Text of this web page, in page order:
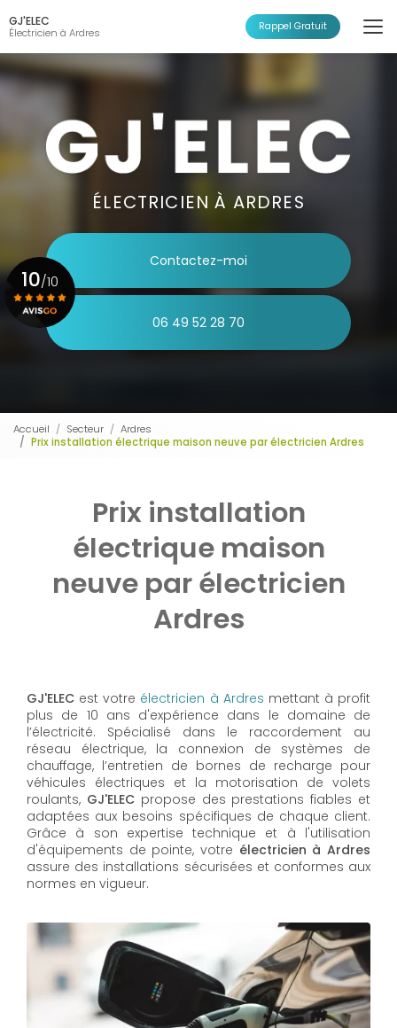
au
contenu
principal
GJ'ELEC
Électricien à Ardres Rappel Gratuit
ÉLECTRICIEN À ARDRES
Contactez-moi
06 49 52 28 70
10/10
Voir le certificat
Accueil Secteur
Ardres
Prix installation électrique maison neuve par électricien Ardres
Prix installation
électrique maison
neuve par électricien
Ardres
GJ'ELEC est votre électricien à Ardres mettant à profit
plus de 10 ans d'expérience dans le domaine de
l’électricité. Spécialisé dans le raccordement au
réseau électrique, la connexion de systèmes de
chauffage, l’entretien de bornes de recharge pour
véhicules électriques et la motorisation de volets
roulants, GJ'ELECpropose des prestations fiables et
adaptées aux besoins spécifiques de chaque client.
Grâce à son expertise technique et à l'utilisation
d'équipements de pointe, votre électricien à Ardres
assure des installations sécurisées et conformes aux
normes en vigueur.